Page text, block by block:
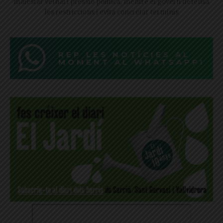
les restriccions i evita concretar terminis
REP LES NOTÍCIES AL
MOMENT AL WHATSAPP!